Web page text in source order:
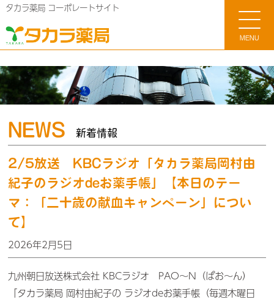
タカラ薬局 コーポレートサイト
MENU
NEWS 新着情報
2/5放送 KBCラジオ「タカラ薬局岡村由
紀子のラジオdeお薬手帳」【本日のテー
マ：「二十歳の献血キャンペーン」につい
て】
2026年2月5日
九州朝日放送株式会社 KBCラジオ PAO～N（ぱお～ん）
「タカラ薬局 岡村由紀子の ラジオdeお薬手帳（毎週木曜日